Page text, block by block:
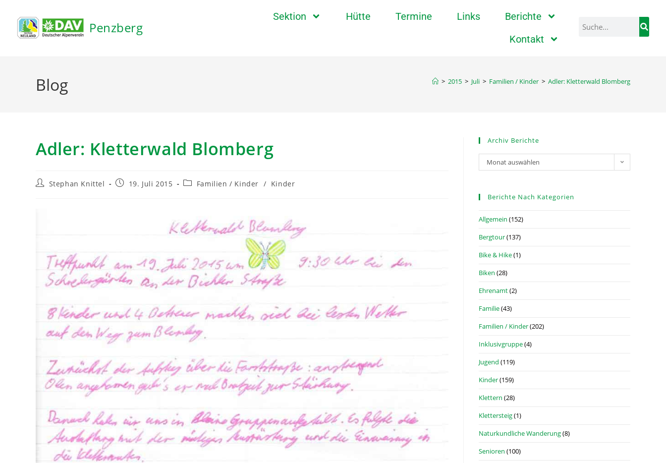
Penzberg
Sektion Hütte Termine Links
Berichte
Kontakt
Blog > 2015 > Juli > Familien / Kinder > Adler: Kletterwald Blomberg
Adler: Kletterwald Blomberg
Stephan Knittel 19. Juli 2015 Familien / Kinder / Kinder
Archiv Berichte
Monat auswählen
Berichte Nach Kategorien
Allgemein (152)
Bergtour(137)
Bike & Hike(1)
Biken (28)
Ehrenamt(2)
Familie(43)
Familien / Kinder(202)
Inklusivgruppe(4)
Jugend (119)
Kinder(159)
Klettern (28)
Klettersteig(1)
Naturkundliche Wanderung(8)
Senioren (100)